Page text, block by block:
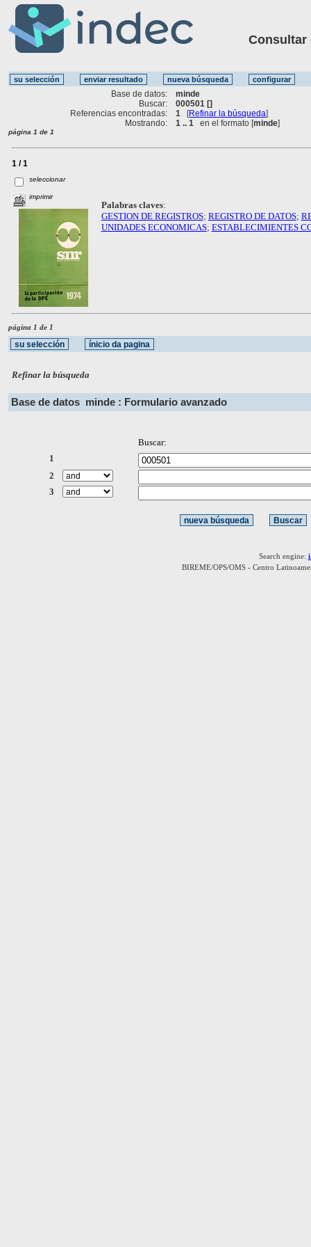
Consultar
Base de datos:
minde
Buscar:
000501 []
Referencias encontradas:
1 [Refinar la búsqueda]
Mostrando:
1 .. 1 en el formato [minde]
página 1 de 1
1 / 1
seleccionar
imprimir
Palabras claves:
GESTION DE REGISTROS; REGISTRO DE DATOS;
UNIDADES ECONOMICAS; ESTABLECIMIENTES
página 1 de 1
Refinar la búsqueda
Base de datos minde : Formulario avanzado
Buscar:
1
2
3
Search engine:
BIREME/OPS/OMS - Centro